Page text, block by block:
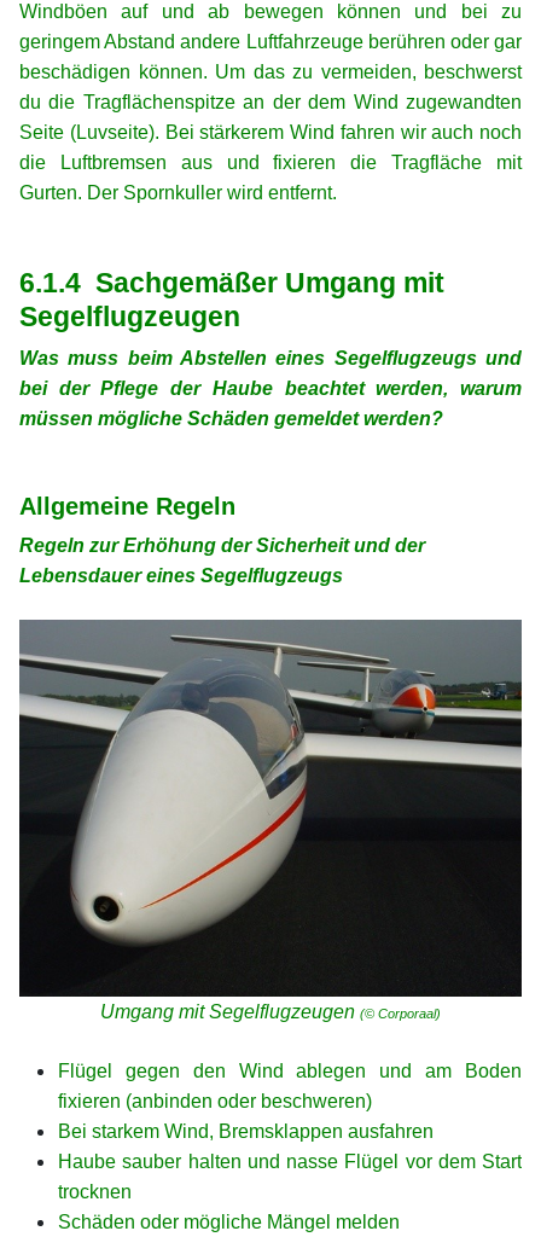
Windböen auf und ab bewegen können und bei zu
geringem Abstand andere Luftfahrzeuge berühren oder gar
beschädigen können. Um das zu vermeiden, beschwerst
du die Tragflächenspitze an der dem Wind zugewandten
Seite (Luvseite). Bei stärkerem Wind fahren wir auch noch
die Luftbremsen aus und fixieren die Tragfläche mit
Gurten. Der Spornkuller wird entfernt.
6.1.4 Sachgemäßer Umgang mit
Segelflugzeugen
Was muss beim Abstellen eines Segelflugzeugs und
bei der Pflege der Haube beachtet werden, warum
müssen mögliche Schäden gemeldet werden?
Allgemeine Regeln
Regeln zur Erhöhung der Sicherheit und der
Lebensdauer eines Segelflugzeugs
Umgang mit Segelflugzeugen (© Corporaal)
Flügel gegen den Wind ablegen und am Boden
fixieren (anbinden oder beschweren)
Bei starkem Wind, Bremsklappen ausfahren
Haube sauber halten und nasse Flügel vor dem Start
trocknen
Schäden oder mögliche Mängel melden